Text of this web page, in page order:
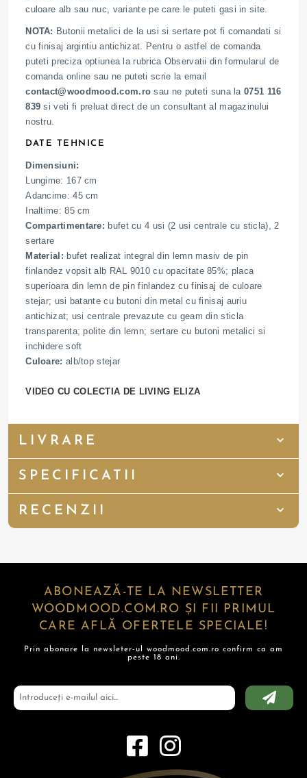
culoare alb sau nuc, variante pe care le puteti gasi in site.
NOTA: Butonii metalici de la usi si sertare pot fi comandati si
cu finisaj argintiu antichizat. Pentru o astfel de comanda
puteti preciza optiunea la rubrica Observatii din formularul de
comanda online sau ne puteti scrie la email
contact@woodmood.com.ro sau ne puteti suna la0751 116
839 si veti fi preluat direct de un consultant al magazinului
nostru.
DATE TEHNICE
Dimensiuni:
Lungime: 167 cm
Adancime: 45 cm
Inaltime: 85 cm
Compartimentare: bufet cu 4 usi (2 usi centrale cu sticla), 2
sertare
Material: bufet realizat integral din lemn masiv de pin
finlandez vopsit alb RAL 9010 cu opacitate 85%; placa
superioara din lemn de pin finlandez cu finisaj de culoare
stejar; usi batante cu butoni din metal cu finisaj auriu
antichizat; usi centrale prevazute cu geam din sticla
transparenta; polite din lemn; sertare cu butoni metalici si
inchidere soft
Culoare: alb/top stejar
VIDEO CU COLECTIA DE LIVING ELIZA
LIVRARE
SPECIFICATII
RECENZII
ABONEAZĂ-TE LA NEWSLETTER
WOODMOOD.COM.RO ȘI FII PRIMUL
CARE AFLĂ OFERTELE SPECIALE!
Prin abonare la newsleter-ul woodmood.com.ro confirm ca am
peste 18 ani.